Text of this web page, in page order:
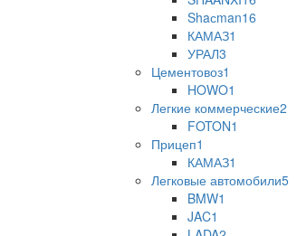
Shaсman16
КАМАЗ1
УРАЛ3
Цементовоз1
HOWO1
Легкие коммерческие2
FOTON1
Прицеп1
КАМАЗ1
Легковые автомобили5
BMW1
JAC1